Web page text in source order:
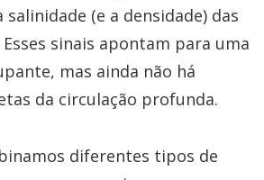
(e a densidade) das
sinais apontam para uma
mas ainda não há
da circulação profunda.
diferentes tipos de